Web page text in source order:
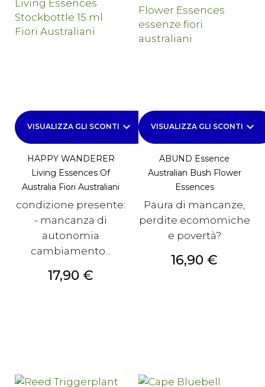
VISUALIZZA GLI SCONTI keyboard_arrow_down
HAPPY WANDERER
Living Essences Of
Australia Fiori Australiani
condizione presente:
- mancanza di
autonomia
cambiamento...
Prezzo
17,90 €
VISUALIZZA GLI SCONTI keyboard_arrow_down
ABUND Essence
Australian Bush Flower
Essences
Paura di mancanze,
perdite ecomomiche
e povertà?
Prezzo
16,90 €